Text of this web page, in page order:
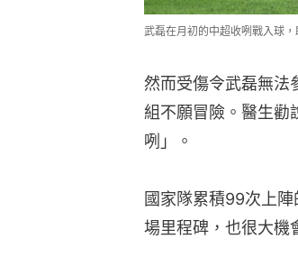
武磊在月初的中超收咧戰入球，
然而受傷令武磊無法
組不願冒險。醫生勸
咧」。
國家隊累積99次上
場里程碑，也很大機